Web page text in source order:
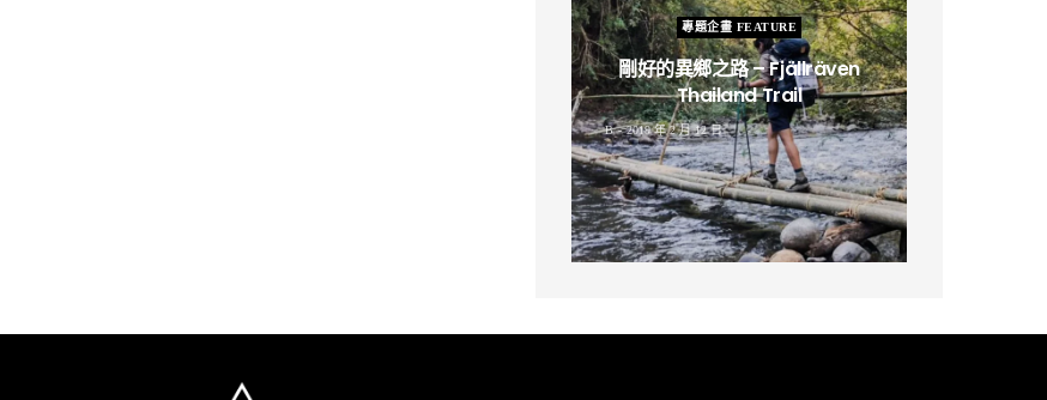
專題企畫 FEATURE
剛好的異鄉之路 – Fjällräven
Thailand Trail
B 2019 年 2 月 12 日